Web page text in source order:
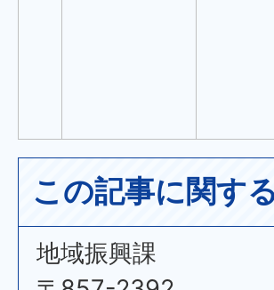
この記事に関す
地域振興課